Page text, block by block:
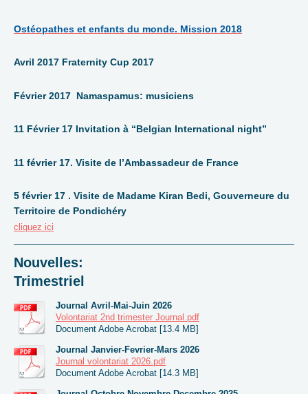
Ostéopathes et enfants du monde. Mission 2018
Avril 2017 Fraternity Cup 2017
Février 2017 Namaspamus: musiciens
11 Février 17 Invitation à “Belgian International night”
11 février 17. Visite de l’Ambassadeur de France
5 février 17 . Visite de Madame Kiran Bedi, Gouverneure du
Territoire de Pondichéry
cliquez ici
Nouvelles:
Trimestriel
Journal Avril-Mai-Juin 2026
Volontariat 2nd trimester Journal.pdf
Document Adobe Acrobat [13.4 MB]
Journal Janvier-Fevrier-Mars 2026
Journal volontariat 2026.pdf
Document Adobe Acrobat [14.3 MB]